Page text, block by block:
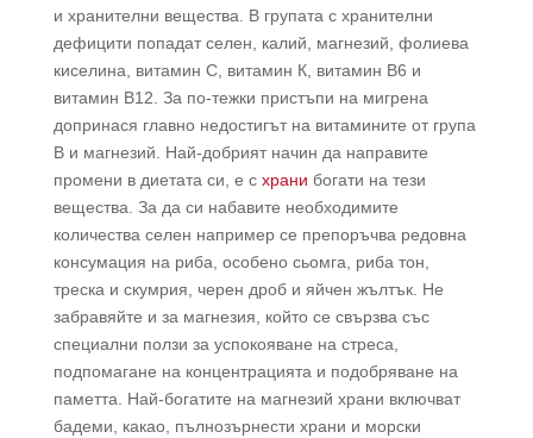
и хранителни вещества. В групата с хранителни
дефицити попадат селен, калий, магнезий, фолиева
киселина, витамин С, витамин К, витамин В6 и
витамин В12. За по-тежки пристъпи на мигрена
допринася главно недостигът на витамините от група
В и магнезий. Най-добрият начин да направите
промени в диетата си, е с храни богати на тези
вещества. За да си набавите необходимите
количества селен например се препоръчва редовна
консумация на риба, особено сьомга, риба тон,
треска и скумрия, черен дроб и яйчен жълтък. Не
забравяйте и за магнезия, който се свързва със
специални ползи за успокояване на стреса,
подпомагане на концентрацията и подобряване на
паметта. Най-богатите на магнезий храни включват
бадеми, какао, пълнозърнести храни и морски